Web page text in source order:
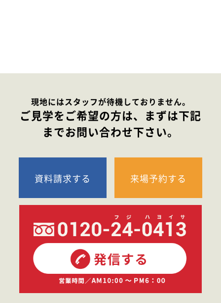
現地にはスタッフが待機しておりません。
ご見学をご希望の方は、まずは下記
までお問い合わせ下さい。
資料請求する 来場予約する